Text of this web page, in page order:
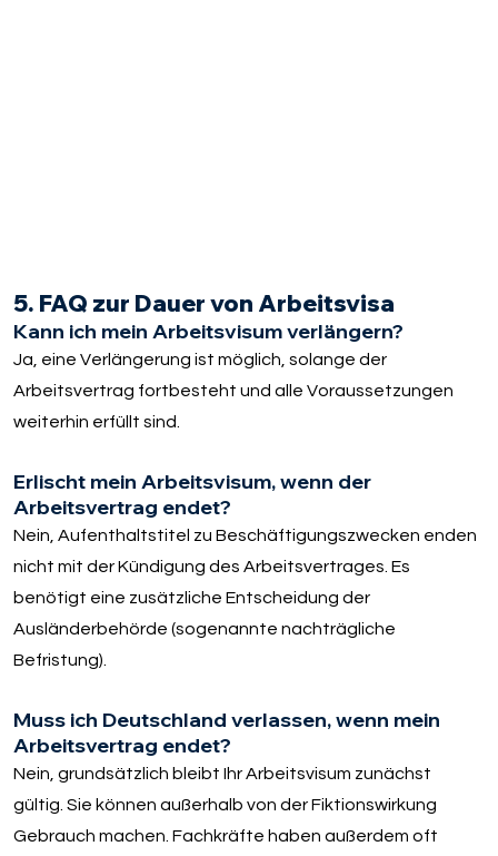
5. FAQ zur Dauer von Arbeitsvisa
Kann ich mein Arbeitsvisum verlängern?
Ja, eine Verlängerung ist möglich, solange der
Arbeitsvertrag fortbesteht und alle Voraussetzungen
weiterhin erfüllt sind.
Erlischt mein Arbeitsvisum, wenn der
Arbeitsvertrag endet?
Nein, Aufenthaltstitel zu Beschäftigungszwecken enden
nicht mit der Kündigung des Arbeitsvertrages. Es
benötigt eine zusätzliche Entscheidung der
Ausländerbehörde (sogenannte nachträgliche
Befristung).
Muss ich Deutschland verlassen, wenn mein
Arbeitsvertrag endet?
Nein, grundsätzlich bleibt Ihr Arbeitsvisum zunächst
gültig. Sie können außerhalb von der Fiktionswirkung
Gebrauch machen. Fachkräfte haben außerdem oft